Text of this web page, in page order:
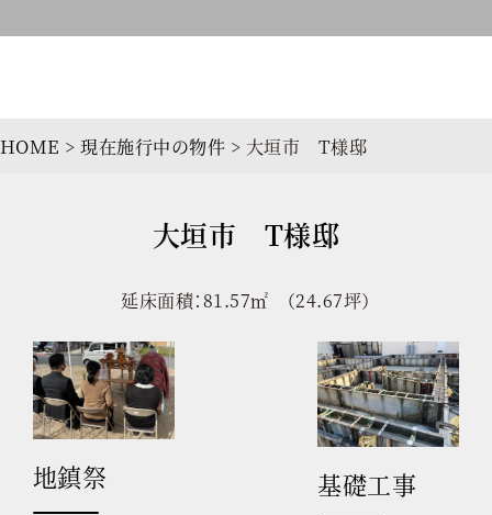
HOME >現在施行中の物件 > 大垣市 T様邸
大垣市 T様邸
延床面積：81.57㎡ （24.67坪）
地鎮祭 基礎工事